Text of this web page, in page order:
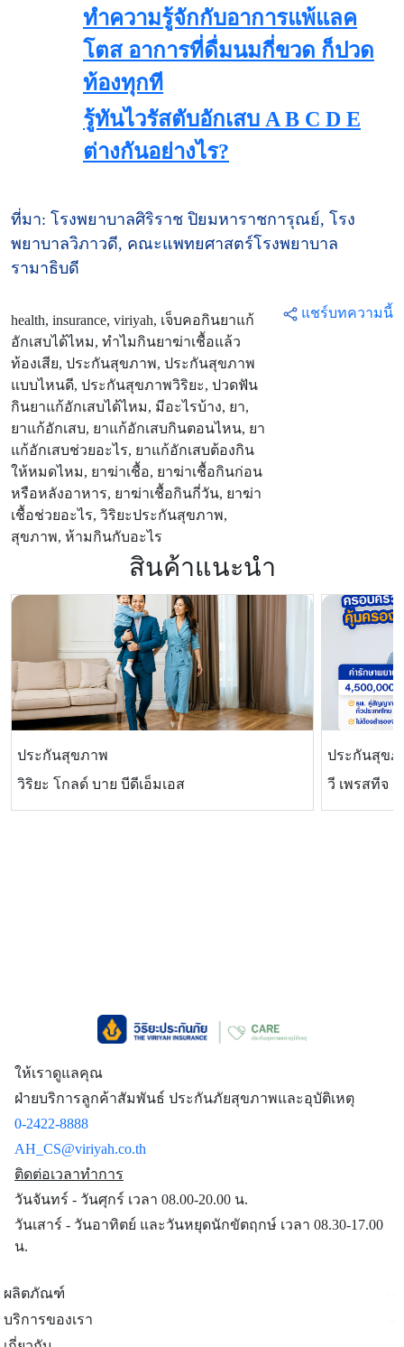
ทำความรู้จักกับอาการแพ้แลค
โตส อาการที่ดื่มนมกี่ขวด ก็ปวด
ท้องทุกที
รู้ทันไวรัสตับอักเสบ A B C D E
ต่างกันอย่างไร?
ที่มา: โรงพยาบาลศิริราช ปิยมหาราชการุณย์, โรง
พยาบาลวิภาวดี, คณะแพทยศาสตร์โรงพยาบาล
รามาธิบดี
health, insurance, viriyah, เจ็บคอกินยาแก้
อักเสบได้ไหม, ทำไมกินยาฆ่าเชื้อแล้ว
ท้องเสีย, ประกันสุขภาพ, ประกันสุขภาพ
แบบไหนดี, ประกันสุขภาพวิริยะ, ปวดฟัน
กินยาแก้อักเสบได้ไหม, มีอะไรบ้าง, ยา,
ยาแก้อักเสบ, ยาแก้อักเสบกินตอนไหน, ยา
แก้อักเสบช่วยอะไร, ยาแก้อักเสบต้องกิน
ให้หมดไหม, ยาฆ่าเชื้อ, ยาฆ่าเชื้อกินก่อน
หรือหลังอาหาร, ยาฆ่าเชื้อกินกี่วัน, ยาฆ่า
เชื้อช่วยอะไร, วิริยะประกันสุขภาพ,
สุขภาพ, ห้ามกินกับอะไร
แชร์บทความนี้
สินค้าแนะนำ
ประกันสุขภาพ
วิริยะ โกลด์ บาย บีดีเอ็มเอส
ประกันสุขภ
วี เพรสทีจ
ให้เราดูแลคุณ
ฝ่ายบริการลูกค้าสัมพันธ์ ประกันภัยสุขภาพและอุบัติเหตุ
0-2422-8888
AH_CS@viriyah.co.th
ติดต่อเวลาทำการ
วันจันทร์ - วันศุกร์ เวลา 08.00-20.00 น.
วันเสาร์ - วันอาทิตย์ และวันหยุดนักขัตฤกษ์ เวลา 08.30-17.00
น.
ผลิตภัณฑ์
บริการของเรา